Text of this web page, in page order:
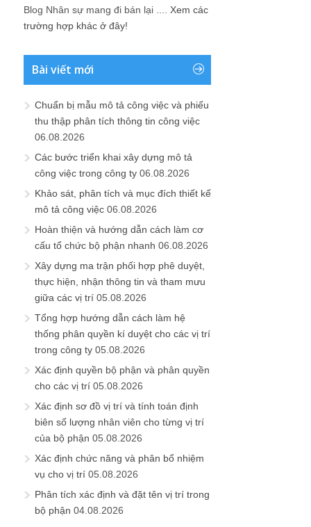
Blog Nhân sự mang đi bán lại .... Xem các
trường hợp khác ở đây!
Bài viết mới
Chuẩn bị mẫu mô tả công việc và phiếu
thu thập phân tích thông tin công việc
06.08.2026
Các bước triển khai xây dựng mô tả
công việc trong công ty 06.08.2026
Khảo sát, phân tích và mục đích thiết kế
mô tả công việc 06.08.2026
Hoàn thiện và hướng dẫn cách làm cơ
cấu tổ chức bộ phận nhanh 06.08.2026
Xây dựng ma trận phối hợp phê duyệt,
thực hiện, nhận thông tin và tham mưu
giữa các vị trí 05.08.2026
Tổng hợp hướng dẫn cách làm hệ
thống phân quyền kí duyệt cho các vị trí
trong công ty 05.08.2026
Xác định quyền bộ phận và phân quyền
cho các vị trí 05.08.2026
Xác định sơ đồ vị trí và tính toán định
biên số lượng nhân viên cho từng vị trí
của bộ phận 05.08.2026
Xác định chức năng và phân bổ nhiệm
vụ cho vị trí 05.08.2026
Phân tích xác định và đặt tên vị trí trong
bộ phận 04.08.2026